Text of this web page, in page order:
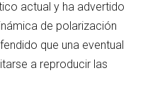
actual y ha advertido
de polarización
que una eventual
a reproducir las